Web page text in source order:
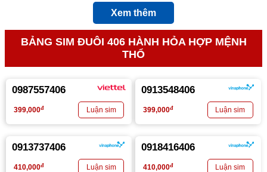
Xem thêm
BẢNG SIM ĐUÔI 406 HÀNH HỎA HỢP MỆNH
THỔ
0987557406
399,000đ
0913548406
399,000đ
0913737406
410,000đ
0918416406
410,000đ